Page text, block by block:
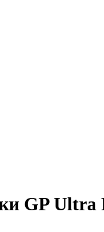
GP Ultra